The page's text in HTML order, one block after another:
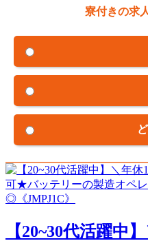
寮付きの求
【20~30代活躍中